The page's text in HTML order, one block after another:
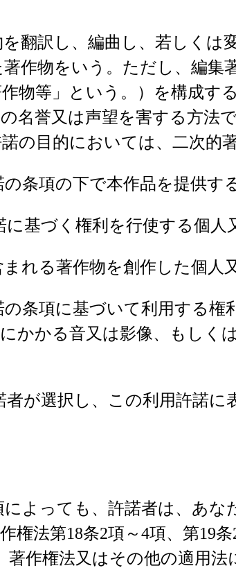
を翻訳し、編曲し、若しくは
作物をいう。ただし、編集
物等」という。）を構成す
名誉又は声望を害する方法
の目的においては、二次的
条項の下で本作品を提供す
基づく権利を行使する個人
れる著作物を創作した個人
条項に基づいて利用する権
かかる音又は影像、もしく
者が選択し、この利用許諾
よっても、許諾者は、あな
権法第18条2項～4項、第19
著作権法又はその他の適用